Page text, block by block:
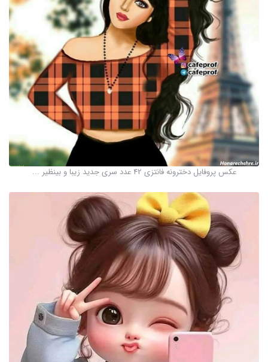
عکس پروفایل دخترونه فانتزی 42 عدد سری جدید زیبا و بینظیر ...